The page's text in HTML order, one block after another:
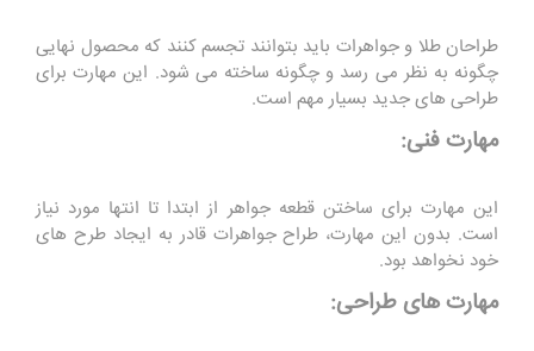
طراحان طلا و جواهرات باید بتوانند تجسم کنند که محصول نهایی
چگونه به نظر می رسد و چگونه ساخته می شود. این مهارت برای
طراحی های جدید بسیار مهم است.
مهارت فنی:
این مهارت برای ساختن قطعه جواهر از ابتدا تا انتها مورد نیاز
است. بدون این مهارت، طراح جواهرات قادر به ایجاد طرح های
خود نخواهد بود.
مهارت های طراحی: